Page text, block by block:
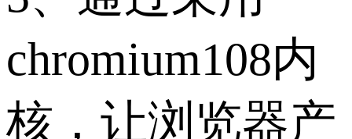
chromium108内
核，让浏览器产